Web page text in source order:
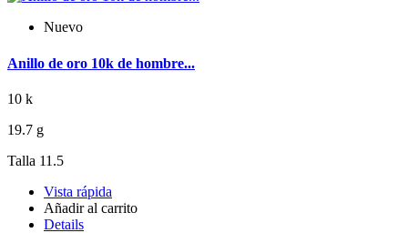
Nuevo
Anillo de oro 10k de hombre...
10 k
19.7 g
Talla 11.5
Vista rápida
Añadir al carrito
Details